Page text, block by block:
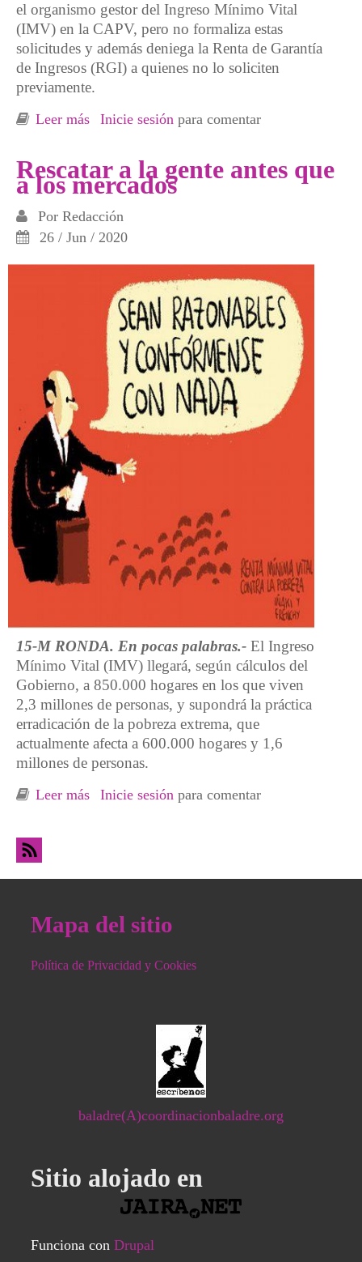
el organismo gestor del Ingreso Mínimo Vital
(IMV) en la CAPV, pero no formaliza estas
solicitudes y además deniega la Renta de Garantía
de Ingresos (RGI) a quienes no lo soliciten
previamente.
Leer más sobre Carbón para Lanbide por dificultar el
Inicie sesión para comentar
Rescatar a la gente antes que
a los mercados
Por Redacción
26 / Jun / 2020
15-M RONDA. En pocas palabras.- El Ingreso
Mínimo Vital (IMV) llegará, según cálculos del
Gobierno, a 850.000 hogares en los que viven
2,3 millones de personas, y supondrá la práctica
erradicación de la pobreza extrema, que
actualmente afecta a 600.000 hogares y 1,6
millones de personas.
Leer más sobre Rescatar a la gente antes que a los
Inicie sesión para comentar
Mapa del sitio
Política de Privacidad y Cookies
baladre(A)coordinacionbaladre.org
Sitio alojado en
Funciona con Drupal